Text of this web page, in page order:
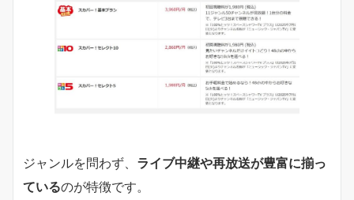
ジャンルを問わず、 ライブ中継や再放送が豊富に揃っ
ているのが特徴です。